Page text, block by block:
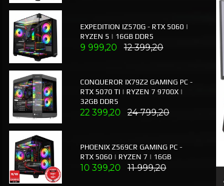
EXPEDITION IZ570G - RTX 5060 |
RYZEN 5 | 16GB DDR5
9 999,20 12 399,20
CONQUEROR IX79Z2 GAMING PC -
RTX 5070 TI | RYZEN 7 9700X |
32GB DDR5
22 399,20 24 799,20
PHOENIX Z569CR GAMING PC -
RTX 5060 | RYZEN 7 | 16GB
10 399,20 11 999,20